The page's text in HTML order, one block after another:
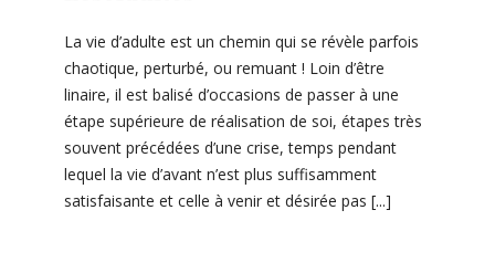
La vie d’adulte est un chemin qui se révèle parfois
chaotique, perturbé, ou remuant ! Loin d’être
linaire, il est balisé d’occasions de passer à une
étape supérieure de réalisation de soi, étapes très
souvent précédées d’une crise, temps pendant
lequel la vie d’avant n’est plus suffisamment
satisfaisante et celle à venir et désirée pas [...]